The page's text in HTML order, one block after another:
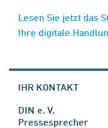
Lesen Sie jetzt das
Ihre digitale
IHR KONTAKT
DIN e. V.
Pressesprecher